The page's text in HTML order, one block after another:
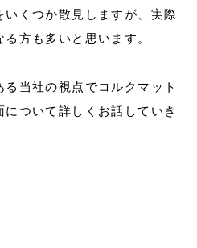
いくつか散見しますが、実際
方も多いと思います。
当社の視点でコルクマット
ついて詳しくお話していき